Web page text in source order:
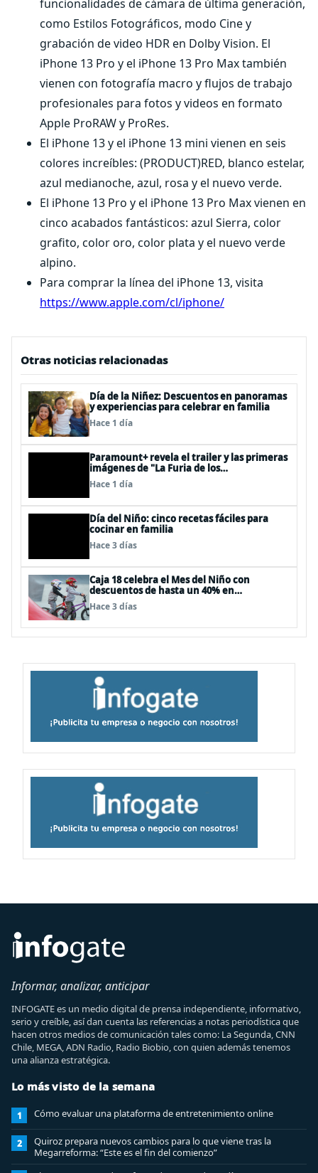
funcionalidades de cámara de última generación,
como Estilos Fotográficos, modo Cine y
grabación de video HDR en Dolby Vision. El
iPhone 13 Pro y el iPhone 13 Pro Max también
vienen con fotografía macro y flujos de trabajo
profesionales para fotos y videos en formato
Apple ProRAW y ProRes.
El iPhone 13 y el iPhone 13 mini vienen en seis
colores increíbles: (PRODUCT)RED, blanco estelar,
azul medianoche, azul, rosa y el nuevo verde.
El iPhone 13 Pro y el iPhone 13 Pro Max vienen en
cinco acabados fantásticos: azul Sierra, color
grafito, color oro, color plata y el nuevo verde
alpino.
Para comprar la línea del iPhone 13, visita
https://www.apple.com/cl/iphone/
Otras noticias relacionadas
Día de la Niñez: Descuentos en panoramas
y experiencias para celebrar en familia
Hace 1 día
Paramount+ revela el trailer y las primeras
imágenes de "La Furia de los
Thundermans"
Hace 1 día
Día del Niño: cinco recetas fáciles para
cocinar en familia
Hace 3 días
Caja 18 celebra el Mes del Niño con
descuentos de hasta un 40% en
panoramas, cine, shows y streaming
Hace 3 días
Informar, analizar, anticipar
INFOGATE es un medio digital de prensa independiente, informativo,
serio y creíble, así dan cuenta las referencias a notas periodística que
hacen otros medios de comunicación tales como: La Segunda, CNN
Chile, MEGA, ADN Radio, Radio Biobio, con quien además tenemos
una alianza estratégica.
Lo más visto de la semana
1 Cómo evaluar una plataforma de entretenimiento online
2
Quiroz prepara nuevos cambios para lo que viene tras la
Megarreforma: “Este es el fin del comienzo”